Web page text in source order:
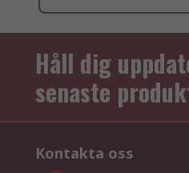
Håll dig
senaste
Kontakta oss